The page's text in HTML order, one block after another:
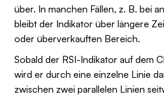
über. In manchen Fällen, z. B. bei
bleibt der Indikator über längere
oder überverkauften Bereich.
Sobald der RSI-Indikator auf dem
wird er durch eine einzelne Linie
zwischen zwei parallelen Linien